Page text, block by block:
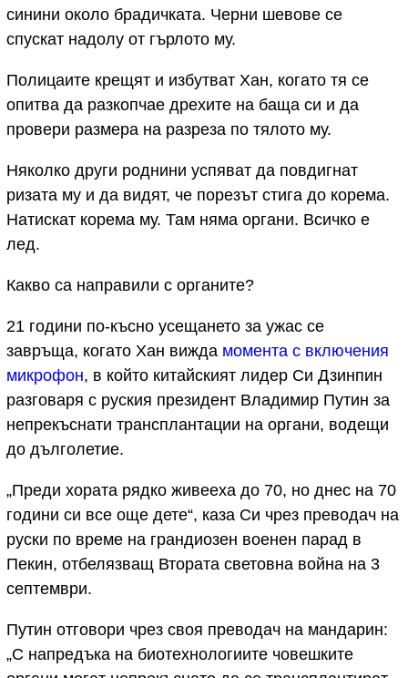
синини около брадичката. Черни шевове се
спускат надолу от гърлото му.
Полицаите крещят и избутват Хан, когато тя се
опитва да разкопчае дрехите на баща си и да
провери размера на разреза по тялото му.
Няколко други роднини успяват да повдигнат
ризата му и да видят, че порезът стига до корема.
Натискат корема му. Там няма органи. Всичко е
лед.
Какво са направили с органите?
21 години по-късно усещането за ужас се
завръща, когато Хан вижда момента с включения
микрофон, в който китайският лидер Си Дзинпин
разговаря с руския президент Владимир Путин за
непрекъснати трансплантации на органи, водещи
до дълголетие.
„Преди хората рядко живееха до 70, но днес на 70
години си все още дете“, каза Си чрез преводач на
руски по време на грандиозен военен парад в
Пекин, отбелязващ Втората световна война на 3
септември.
Путин отговори чрез своя преводач на мандарин:
„С напредъка на биотехнологиите човешките